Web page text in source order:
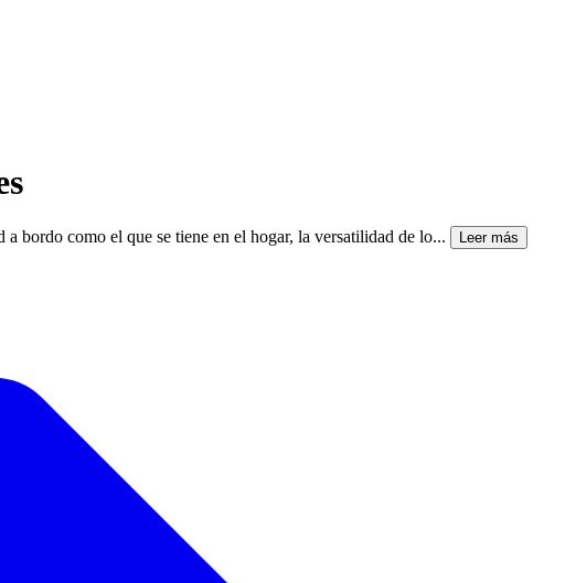
bordo como el que se tiene en el hogar, la versatilidad de lo... Leer más